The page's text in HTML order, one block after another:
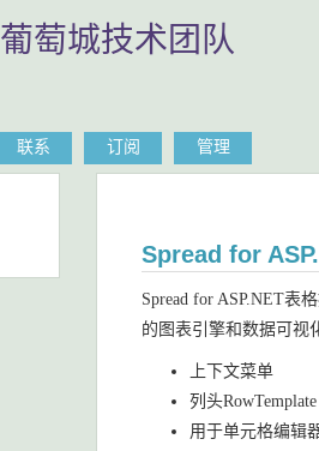
葡萄城技术团队
联系 订阅 管理
Spread for
Spread for ASP.NET表
的图表引擎和数据可视
上下文菜单
列头RowTemplate
用于单元格编辑